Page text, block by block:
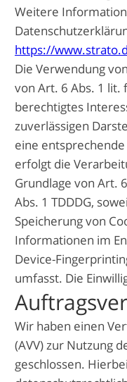
Weitere
https://
Die Verwendung
von Art. 6 Abs. 1 lit.
berechtigtes
zuverlässigen
eine
erfolgt die
Grundlage von Art.
Abs. 1 TDDDG,
Speicherung von
Informationen im
Device-
umfasst. Die
Wir haben einen
(AVV) zur Nutzung
geschlossen.